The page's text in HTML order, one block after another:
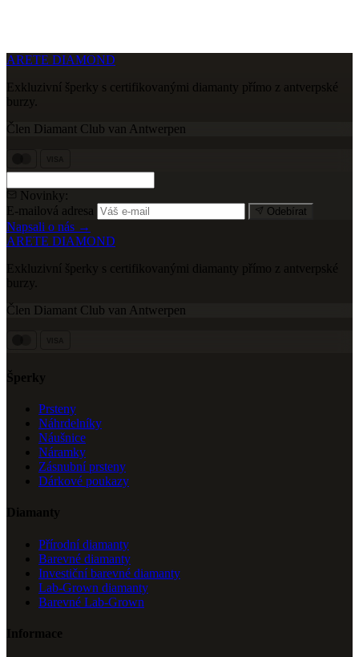
ARETE DIAMOND
Exkluzivní šperky s certifikovanými diamanty přímo z antverpské
burzy.
Člen Diamant Club van Antwerpen
Novinky:
E-mailová adresa
Odebírat
Napsali o nás →
ARETE DIAMOND
Exkluzivní šperky s certifikovanými diamanty přímo z antverpské
burzy.
Člen Diamant Club van Antwerpen
Šperky
Prsteny
Náhrdelníky
Náušnice
Náramky
Zásnubní prsteny
Dárkové poukazy
Diamanty
Přírodní diamanty
Barevné diamanty
Investiční barevné diamanty
Lab-Grown diamanty
Barevné Lab-Grown
Informace